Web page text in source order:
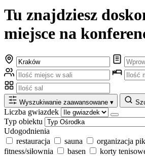
Tu znajdziesz
miejsce na
Wyszukiwanie zaawansowane ▾
Liczba gwiazdek
Typ obiektu
Udogodnienia
restauracja
sauna organizacja
fitness/siłownia
basen korty